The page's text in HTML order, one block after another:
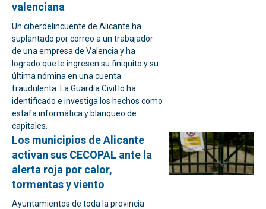
valenciana
Un ciberdelincuente de Alicante ha
suplantado por correo a un trabajador
de una empresa de Valencia y ha
logrado que le ingresen su finiquito y su
última nómina en una cuenta
fraudulenta. La Guardia Civil lo ha
identificado e investiga los hechos como
estafa informática y blanqueo de
capitales.
Los municipios de Alicante
activan sus CECOPAL ante la
alerta roja por calor,
tormentas y viento
Ayuntamientos de toda la provincia